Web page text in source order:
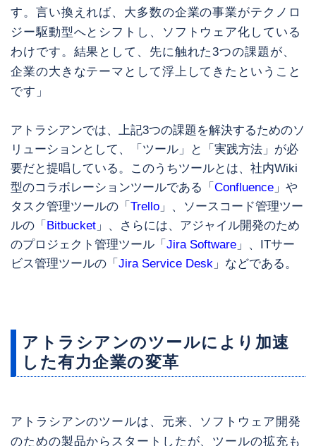
す。言い換えれば、大多数の企業の事業がテクノロ
ジー駆動型へとシフトし、ソフトウェア化している
わけです。結果として、先に触れた3つの課題が、
企業の大きなテーマとして浮上してきたということ
です」
アトラシアンでは、上記3つの課題を解決するためのソ
リューションとして、「ツール」と「実践方法」が必
要だと提唱している。このうちツールとは、社内Wiki
型のコラボレーションツールである「Confluence 」や
タスク管理ツールの「Trello 」、ソースコード管理ツー
ルの「Bitbucket 」、さらには、アジャイル開発のため
のプロジェクト管理ツール「Jira Software 」、ITサー
ビス管理ツールの「Jira Service Desk 」などである。
アトラシアンのツールにより加速
した有力企業の変革
アトラシアンのツールは、元来、ソフトウェア開発
のための製品からスタートしたが、ツールの拡充も